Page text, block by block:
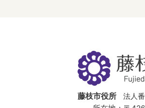
藤
枝
市
Fujieda
City
藤枝市役所
法人